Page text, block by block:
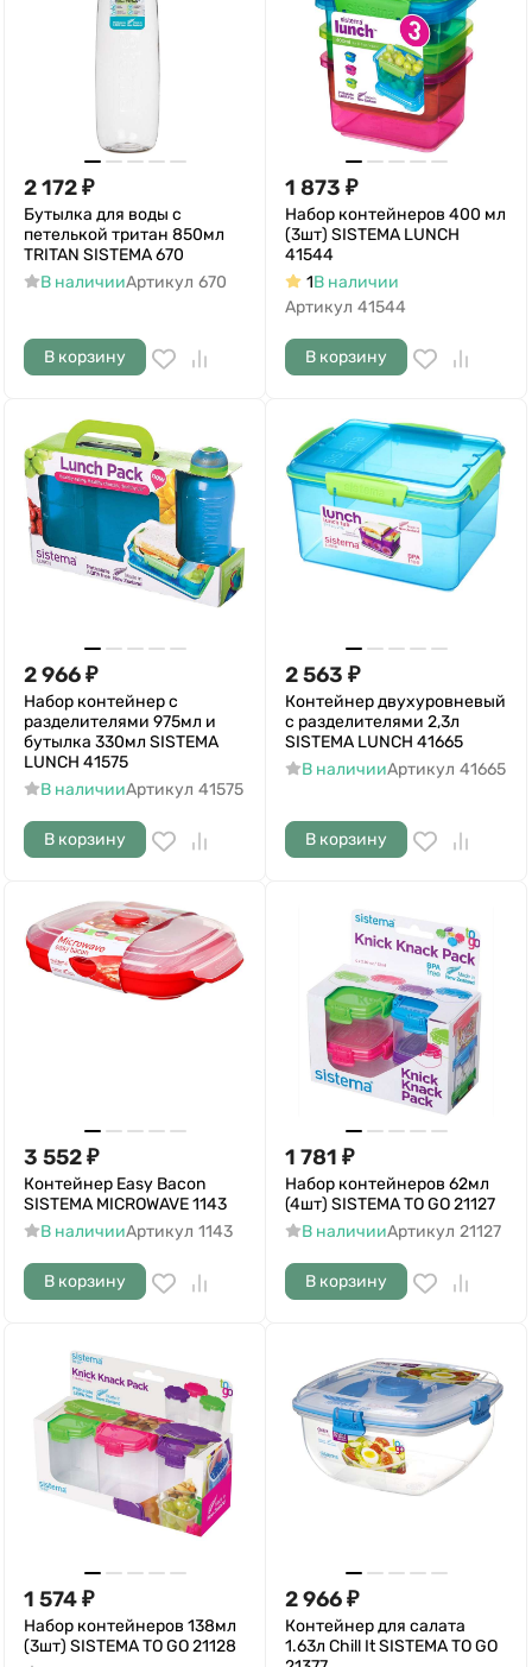
2 172₽
Бутылка для воды с
петелькой тритан 850мл
TRITAN SISTEMA 670
В наличииАртикул 670
В корзину
1 873 ₽
Набор контейнеров 400 мл
(3шт) SISTEMA LUNCH
41544
1В наличии
Артикул 41544
В корзину
2 966₽
Набор контейнер с
разделителями 975мл и
бутылка 330мл SISTEMA
LUNCH 41575
В наличииАртикул 41575
В корзину
2 563 ₽
Контейнер двухуровневый
с разделителями 2,3л
SISTEMA LUNCH 41665
В наличииАртикул 41665
В корзину
3 552₽
Контейнер Easy Bacon
SISTEMA MICROWAVE 1143
В наличииАртикул 1143
В корзину
1 781 ₽
Набор контейнеров 62мл
(4шт) SISTEMA TO GO 21127
В наличииАртикул 21127
В корзину
1 574₽
Набор контейнеров 138мл
(3шт) SISTEMA TO GO 21128
2 966₽
Контейнер для салата
1.63л Chill It SISTEMA TO GO